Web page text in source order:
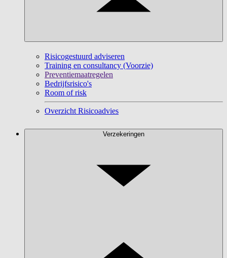
Risicogestuurd adviseren
Training en consultancy (Voorzie)
Preventiemaatregelen
Bedrijfsrisico's
Room of risk
Overzicht Risicoadvies
Verzekeringen